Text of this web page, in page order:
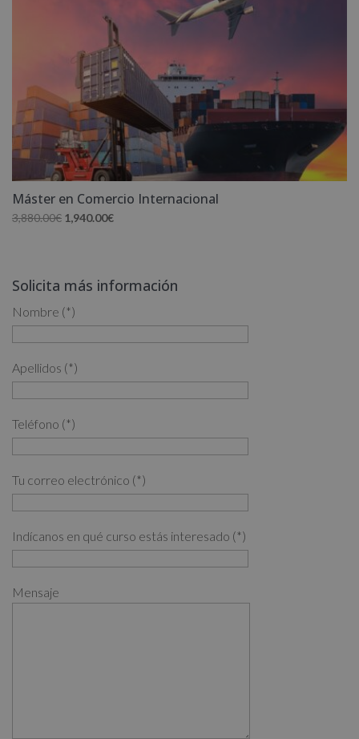
Máster en Comercio Internacional
3,880.00€ El
3,880.00€.
1,940.00€El
1,940.00€.
Solicita más información
Nombre (*)
Apellidos (*)
Teléfono (*)
Tu correo electrónico (*)
Indícanos en qué curso estás interesado (*)
Mensaje